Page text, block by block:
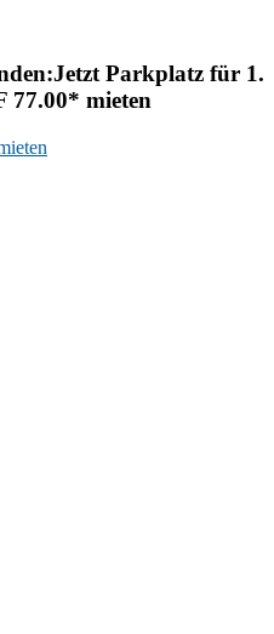
Jetzt Parkplatz für 1.
77.00* mieten